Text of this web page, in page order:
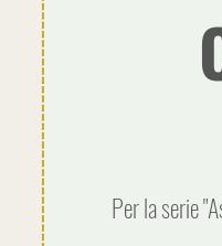
Per la serie